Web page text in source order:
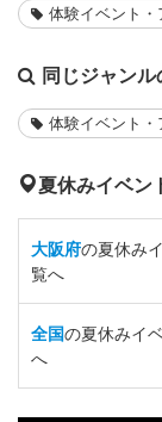
体験イベント・
同じジャンル
体験イベント・
夏休みイベン
大阪府の夏休み
覧へ
全国の夏休みイ
へ